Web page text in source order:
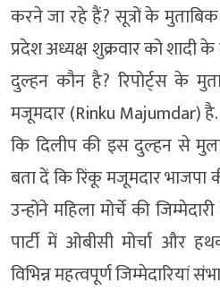
करने जा रहे हैं? सूत्रों के
प्रदेश अध्यक्ष शुक्रवार को
दुल्हन कौन है? रिपोर्ट्स के
मजूमदार (Rinku Majumdar)
कि दिलीप की इस दुल्हन से
बता दें कि रिंकू मजूमदार भाजपा
उन्होंने महिला मोर्चे की
पार्टी में ओबीसी मोर्चा और
विभिन्न महत्वपूर्ण जिम्मेदारियां